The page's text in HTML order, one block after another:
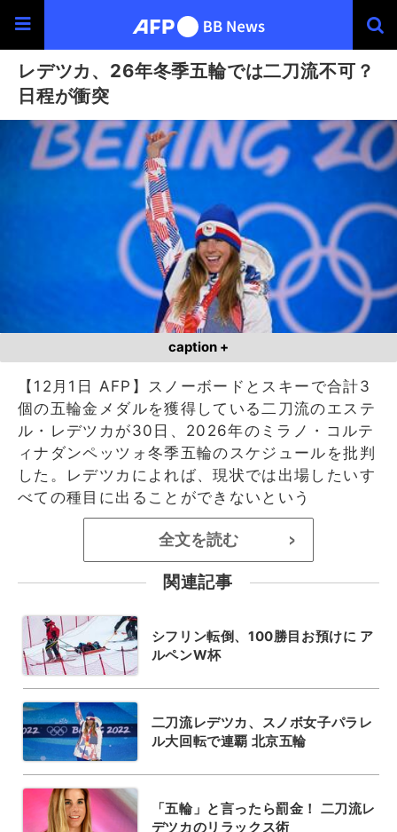
レデツカ、26年冬季五輪では二刀流不可？
日程が衝突
caption +
【12月1日 AFP】スノーボードとスキーで合計3
個の五輪金メダルを獲得している二刀流のエステ
ル・レデツカが30日、2026年のミラノ・コルテ
ィナダンペッツォ冬季五輪のスケジュールを批判
した。レデツカによれば、現状では出場したいす
べての種目に出ることができないという
全文を読む >
関連記事
シフリン転倒、100勝目お預けに ア
ルペンW杯
二刀流レデツカ、スノボ女子パラレ
ル大回転で連覇 北京五輪
「五輪」と言ったら罰金！ 二刀流レ
デツカのリラックス術